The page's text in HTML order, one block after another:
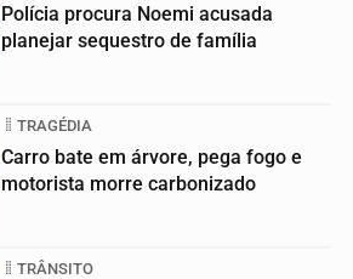
Polícia procura Noemi acusada
planejar sequestro de família
TRAGÉDIA
Carro bate em árvore, pega fogo e
motorista morre carbonizado
TRÂNSITO